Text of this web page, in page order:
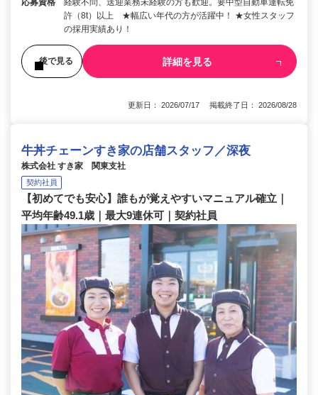
応募資格
経験不問、送迎業務未経験の方も歓迎。要中型自動車運転免
許（8t）以上 ★幅広い年代の方が活躍中！ ★女性スタッフ
の採用実績あり！
後で見る 詳細を見る
更新日： 2026/07/17 掲載終了日： 2026/08/28
牛丼チェーンすき家の店舗スタッフ／深夜
株式会社 すき家 関東支社
契約社員
【初めてでも安心】誰もが覚えやすいマニュアル確立｜
平均年齢49.1歳｜最大9連休可｜契約社員